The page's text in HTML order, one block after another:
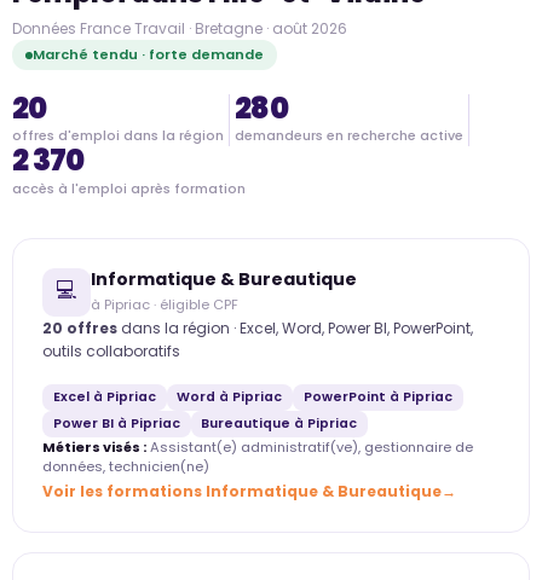
Données France Travail · Bretagne · août 2026
Marché tendu · forte demande
20
offres d'emploi dans la région
280
demandeurs en recherche active
2 370
accès à l'emploi après formation
💻 Informatique & Bureautique
à Pipriac · éligible CPF
20 offres dans la région · Excel, Word, Power BI, PowerPoint,
outils collaboratifs
Excel à Pipriac Word à Pipriac
PowerPoint à Pipriac
Power BI à Pipriac
Bureautique à Pipriac
Métiers visés :Assistant(e) administratif(ve), gestionnaire de
données, technicien(ne)
Voir les formations Informatique & Bureautique